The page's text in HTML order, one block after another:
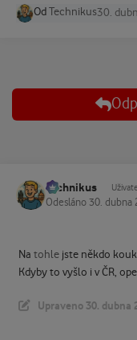
OdTechnikus30.
Technikus
Odesláno 30. dubna
Na tohle jste někdo
Kdyby to vyšlo i v ČR,
Upraveno 30. dubna